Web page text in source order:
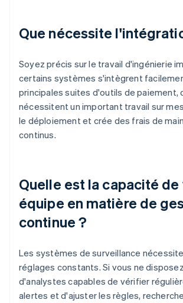
Que nécessite
Soyez précis sur le travail d'ingénierie
certains systèmes s'intègrent
principales suites d'outils de paiement,
nécessitent un important travail sur
le déploiement et crée des frais de
continus.
Quelle est la capacité
équipe en matière de
continue ?
Les systèmes de surveillance
réglages constants. Si vous ne
d'analystes capables de vérifier
alertes et d'ajuster les règles,